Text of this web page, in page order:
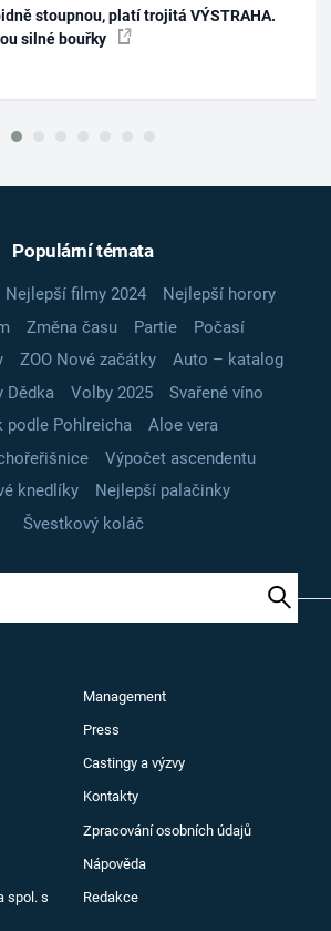
stoupnou, platí trojitá VÝSTRAHA.
silné bouřky
Populární témata
Nejlepší filmy 2024
Nejlepší horory
Změna času Partie
Počasí
ZOO Nové začátky
Auto – katalog
Dědka
Volby 2025
Svařené víno
podle Pohlreicha
Aloe vera
Výpočet ascendentu
knedlíky
Nejlepší palačinky
Švestkový koláč
Management
Press
Castingy a výzvy
Kontakty
Zpracování osobních údajů
Nápověda
spol. s
Redakce